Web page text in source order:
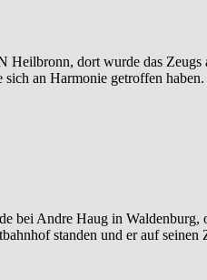
dort wurde das Zeugs
an Harmonie getroffen
bei Andre Haug in
standen und er auf seinen